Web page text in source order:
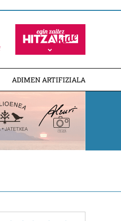
ADIMEN ARTIFIZIALA